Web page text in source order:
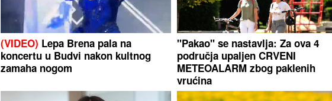
(VIDEO) Lepa Brena pala na
koncertu u Budvi nakon kultnog
zamaha nogom
"Pakao" se nastavlja: Za ova 4
područja upaljen CRVENI
METEOALARM zbog paklenih
vrućina